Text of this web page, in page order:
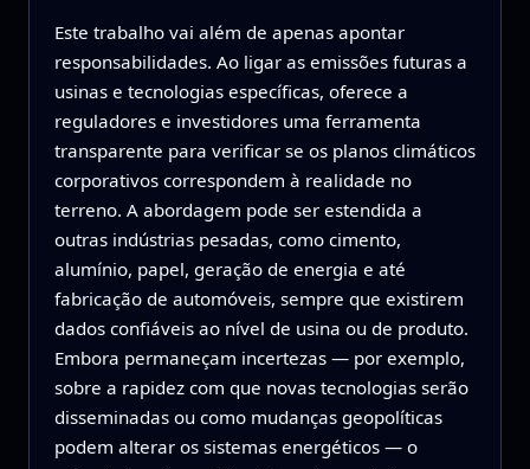
Este trabalho vai além de apenas apontar
responsabilidades. Ao ligar as emissões futuras a
usinas e tecnologias específicas, oferece a
reguladores e investidores uma ferramenta
transparente para verificar se os planos climáticos
corporativos correspondem à realidade no
terreno. A abordagem pode ser estendida a
outras indústrias pesadas, como cimento,
alumínio, papel, geração de energia e até
fabricação de automóveis, sempre que existirem
dados confiáveis ao nível de usina ou de produto.
Embora permaneçam incertezas — por exemplo,
sobre a rapidez com que novas tecnologias serão
disseminadas ou como mudanças geopolíticas
podem alterar os sistemas energéticos — o